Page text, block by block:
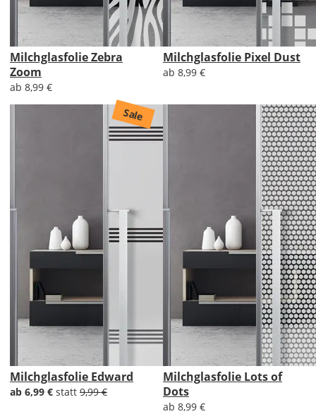
Milchglasfolie Zebra
Zoom
ab 8,99 €
Milchglasfolie Pixel Dust
ab 8,99 €
Sale
Milchglasfolie Edward
ab 6,99 € statt 9,99 €
Milchglasfolie Lots of
Dots
ab 8,99 €